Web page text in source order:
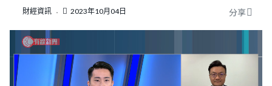
財經資訊 2023年10月04日 分享